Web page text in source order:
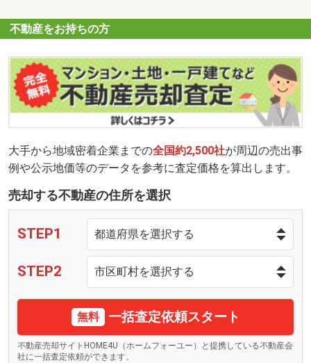
不動産をお持ちの方
大手から地域密着企業までの全国約2,500社が周辺の売出事
例や公示地価等のデータを参考に査定価格を算出します。
売却する不動産の住所を選択
STEP1
STEP2
無料 一括査定依頼スタート
不動産売却サイトHOME4U（ホームフォーユー）と提携している不動産会
社に一括査定依頼ができます。